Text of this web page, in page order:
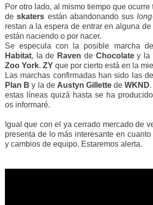
Por otro lado, al mismo tiempo que ocurre
deskaters están abandonando sus
restan a la espera de entrar en alguna
están naciendo o por nacer.
Se especula con la posible marcha
Habitat, la de Raven de Chocolatey la
Zoo York. ZY que por cierto está en la
Las marchas confirmadas han sido las de
Plan B y la de Austyn Gillette deWKND
estas líneas quizá hasta se ha
os informaré.
Igual que con el ya cerrado mercado de
presenta de lo más interesante en
y cambios de equipo. Estaremos alerta.